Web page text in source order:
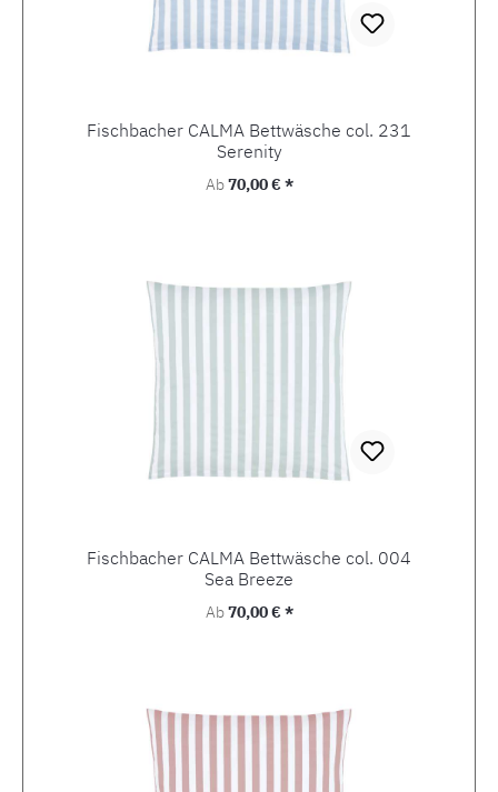
Fischbacher CALMA Bettwäsche col. 231
Serenity
Regulärer Preis:
Ab70,00 € *
Fischbacher CALMA Bettwäsche col. 004
Sea Breeze
Regulärer Preis:
Ab70,00 € *